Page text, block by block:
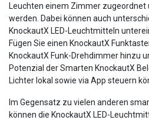
Leuchten einem Zimmer
werden. Dabei können auch
KnockautX LED-Leuchtmitteln
Fügen Sie einen KnockautX
KnockautX Funk-Drehdimmer hinzu
Potenzial der Smarten KnockautX
Lichter lokal sowie via App steuern
Im Gegensatz zu vielen anderen
können die KnockautX LED-